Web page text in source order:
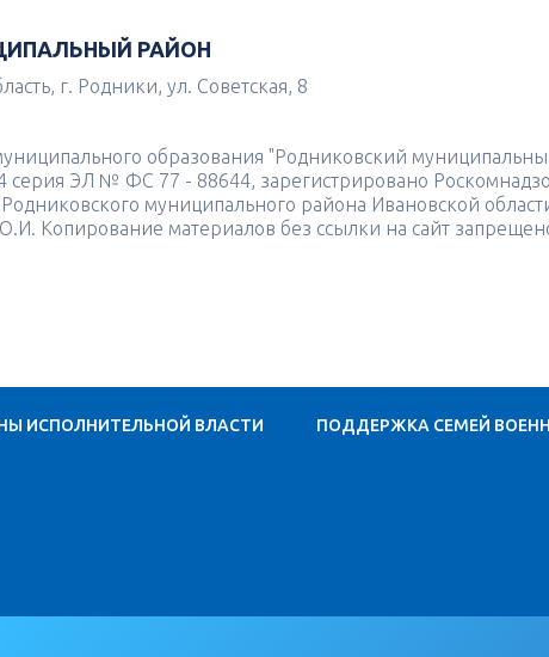
РАЙОН
г. Родники, ул. Советская, 8
образования "Родниковский
серия ЭЛ № ФС 77 - 88644, зарегистрировано
муниципального района Ивановской
Копирование материалов без ссылки на сайт
ИСПОЛНИТЕЛЬНОЙ ВЛАСТИ ПОДДЕРЖКА СЕМЕЙ